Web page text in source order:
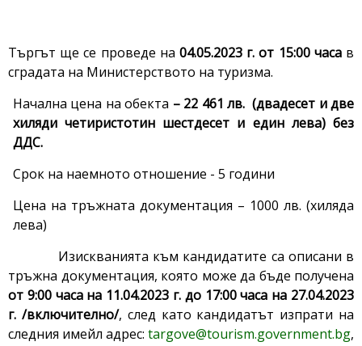
Търгът ще се проведе на 04.05.2023 г. от 15:00 часа в
сградата на Министерството на туризма.
Начална цена на обекта – 22 461 лв. (двадесет и две
хиляди четиристотин шестдесет и един лева) без
ДДС.
Срок на наемното отношение - 5 години
Цена на тръжната документация – 1000 лв. (хиляда
лева)
Изискванията към кандидатите са описани в
тръжна документация, която може да бъде получена
от 9:00 часа на 11.04.2023 г. до 17:00 часа на 27.04.2023
г. /включително/, след като кандидатът изпрати на
следния имейл адрес: targove@tourism.government.bg,